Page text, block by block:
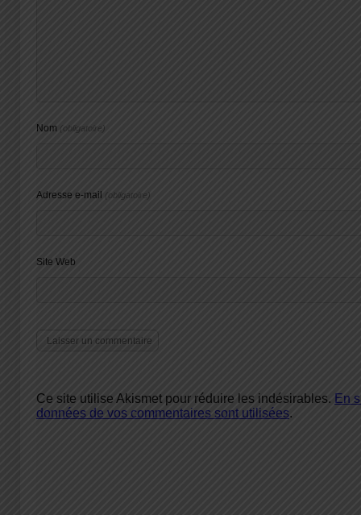
Nom (obligatoire)
Adresse e-mail (obligatoire)
Site Web
Ce site utilise Akismet pour réduire les indésirables. En
données de vos commentaires sont utilisées.